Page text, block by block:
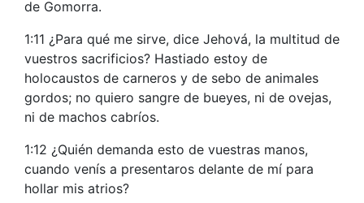
de Gomorra.
1:11 ¿Para qué me sirve, dice Jehová, la multitud de
vuestros sacrificios? Hastiado estoy de
holocaustos de carneros y de sebo de animales
gordos; no quiero sangre de bueyes, ni de ovejas,
ni de machos cabríos.
1:12 ¿Quién demanda esto de vuestras manos,
cuando venís a presentaros delante de mí para
hollar mis atrios?